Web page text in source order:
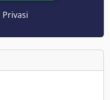
Privasi